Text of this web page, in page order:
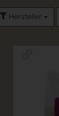
Hersteller